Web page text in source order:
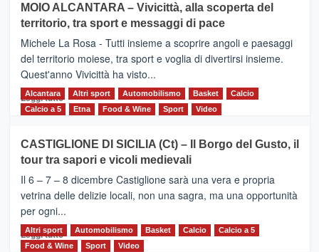
Torna
la
Supermaratona
dell’Etna
MOIO ALCANTARA – Vivicittà, alla scoperta del
territorio, tra sport e messaggi di pace
Michele La Rosa - Tutti insieme a scoprire angoli e paesaggi
del territorio moiese, tra sport e voglia di divertirsi insieme.
Quest'anno Vivicittà ha visto...
Leggi tutto Leggi
MOIO
ALCANTARA
–
Vivicittà,
alla
scoperta
del
territorio,
Alcantara Altri sport Automobilismo Basket
Calcio
Calcio a 5
Etna Food & Wine Sport Video
CASTIGLIONE DI SICILIA (Ct) – Il Borgo del Gusto, il
tour tra sapori e vicoli medievali
Il 6 – 7 – 8 dicembre Castiglione sarà una vera e propria
vetrina delle delizie locali, non una sagra, ma una opportunità
per ogni...
Leggi tuttoLeggi
di
Altri sport Automobilismo Basket Calcio
Calcio a 5
Food & Wine
Sport Video